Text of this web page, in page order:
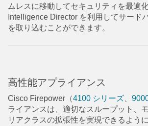
ムレスに移動してセキュリティを最適
Intelligence Director を利用してサード
を取り込むことができます。
高性能アプライアンス
Cisco Firepower（4100 シリーズ
ライアンスは、適切なスループット、
リアクラスの拡張性を実現できるよう